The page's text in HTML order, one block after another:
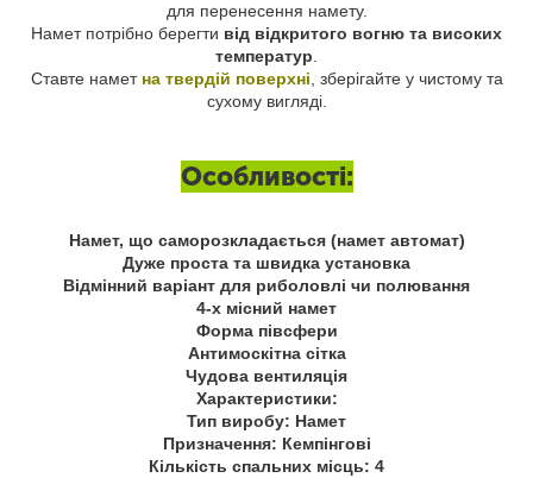
для перенесення намету.
Намет потрібно берегти від відкритого вогню та високих
температур.
Ставте намет на твердій поверхні, зберігайте у чистому та
сухому вигляді.
Особливості:
Намет, що саморозкладається (намет автомат)
Дуже проста та швидка установка
Відмінний варіант для риболовлі чи полювання
4-х місний намет
Форма півсфери
Антимоскітна сітка
Чудова вентиляція
Характеристики:
Тип виробу: Намет
Призначення: Кемпінгові
Кількість спальних місць: 4